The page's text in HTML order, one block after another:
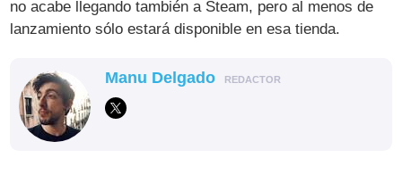
no acabe llegando también a Steam, pero al menos de
lanzamiento sólo estará disponible en esa tienda.
Manu Delgado REDACTOR